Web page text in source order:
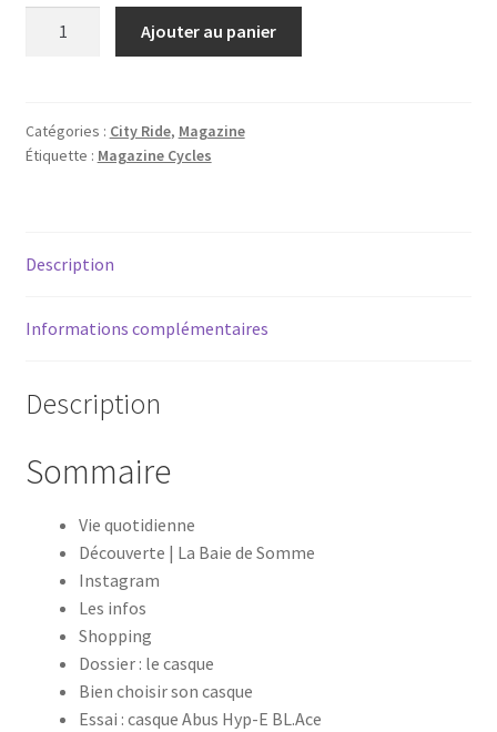
74
Ajouter au panier
Catégories : City Ride, Magazine
Étiquette : Magazine Cycles
Description
Informations complémentaires
Description
Sommaire
Vie quotidienne
Découverte | La Baie de Somme
Instagram
Les infos
Shopping
Dossier : le casque
Bien choisir son casque
Essai : casque Abus Hyp-E BL.Ace